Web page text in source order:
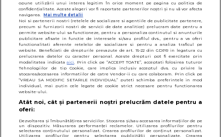
opune utilizării unui interes legitim în orice moment pe pagina cu politica de
confidențialitate. Aceste alegeri vor fi raportate partenerilor noștri și nu vă vor afecta
navigarea. Mai multe detalii
Noi si partenerii nostri (retelele de socializare si agentiile de publicitate partenere,
precum si furnizorii nostri de servicii de date analitice) prelucram date pentru a
permite website-ului sa functioneze, pentru a personaliza continutul si anunturile
publicitare afisate in functie de interesele si/sau profilul dvs., pentru a va oferi
functionalitati aferente retelelor de socializare si pentru a analiza traficul pe
website. Beneficiati de drepturile prevazute de art. 15-22 din GDPR in legatura cu
prelucrarea datelor cu caracter personal. Aceste drepturi pot fi exercitate prin
modalitatea indicataaici. Prin click pe “ACCEPT TOATE”, acceptati folosirea tuturor
Tehnologiilor de tip Cookie, care implica inclusiv acceptul dvs. cu privire la
stocarea/accesarea informatiilor de catre Vendor-ii cu care colaboram. Prin click pe
“VREAU SA MODIFIC SETARILE INDIVIDUAL” puteti schimba preferintele in mod
individual, mai putin cele legate de cookie strict necesare pentru functionarea
website-ului.
Atât noi, cât și partenerii noștri prelucrăm datele pentru a
oferi:
Dezvoltarea și îmbunătățirea serviciilor. Stocarea și/sau accesarea informațiilor de pe
un dispozitiv. Măsurarea performanței reclamelor. Utilizarea profilurilor pentru
selectarea conținutului personalizat. Crearea profilurilor de conținut personalizat.
Utilizarea profilurilor pentru selectarea publicității personalizate. Crearea